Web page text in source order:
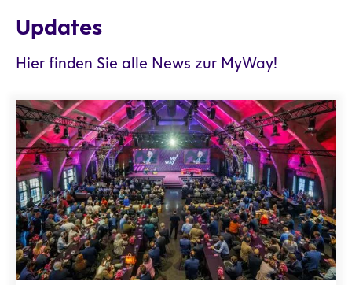
Updates
Hier finden Sie alle News zur MyWay!
Rückblick auf die MyWay 2025